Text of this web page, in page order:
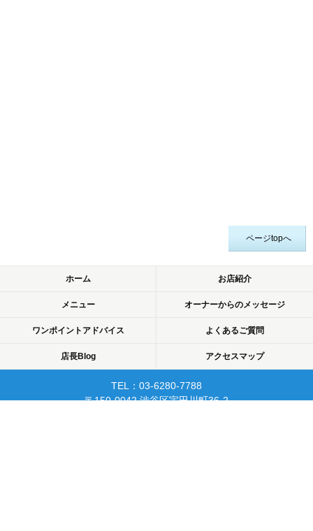
ページtopへ
ホーム お店紹介
メニュー オーナーからのメッセージ
ワンポイントアドバイス よくあるご質問
店長Blog アクセスマップ
TEL：03-6280-7788
〒150-0042 渋谷区宇田川町36-2